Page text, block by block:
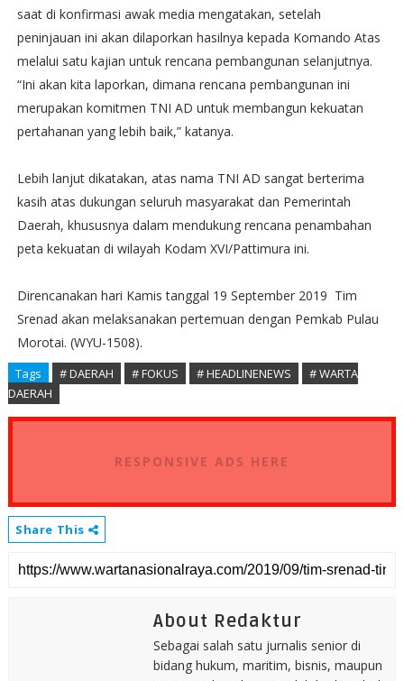
saat di konfirmasi awak media mengatakan, setelah
peninjauan ini akan dilaporkan hasilnya kepada Komando Atas
melalui satu kajian untuk rencana pembangunan selanjutnya.
“Ini akan kita laporkan, dimana rencana pembangunan ini
merupakan komitmen TNI AD untuk membangun kekuatan
pertahanan yang lebih baik,” katanya.
Lebih lanjut dikatakan, atas nama TNI AD sangat berterima
kasih atas dukungan seluruh masyarakat dan Pemerintah
Daerah, khususnya dalam mendukung rencana penambahan
peta kekuatan di wilayah Kodam XVI/Pattimura ini.
Direncanakan hari Kamis tanggal 19 September 2019 Tim
Srenad akan melaksanakan pertemuan dengan Pemkab Pulau
Morotai. (WYU-1508).
Tags # DAERAH # FOKUS # HEADLINENEWS
# WARTA
DAERAH
RESPONSIVE ADS HERE
Share This
About Redaktur
Sebagai salah satu jurnalis senior di
bidang hukum, maritim, bisnis, maupun